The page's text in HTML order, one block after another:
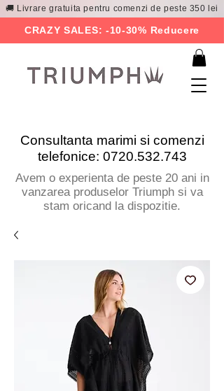
🚚 Livrare gratuita pentru comenzi de peste 350 lei
CRAZY SALES: -10-30% Reducere
Consultanta marimi si comenzi
telefonice: 0720.532.743
Avem o experienta de peste 20 ani in
vanzarea produselor Triumph si va
stam oricand la dispozitie.